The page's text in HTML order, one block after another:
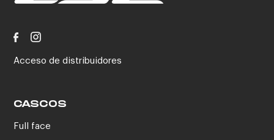
Acceso de distribuidores
CASCOS
Full face